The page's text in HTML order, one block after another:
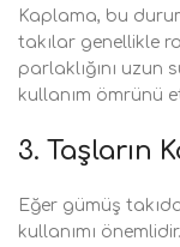
Kaplama, bu
takılar genellikle
parlaklığını uzun
kullanım ömrünü
3. Taşların
Eğer gümüş
kullanımı